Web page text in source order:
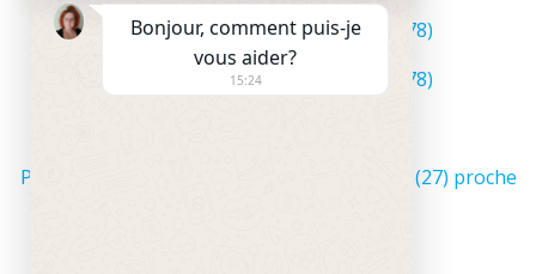
Psychologue proche Montesson (78)
Psychologue proche Sartrouville (78)
Psychologue à la Madeleine de Nonancourt (27) proche
Bonjour, comment puis-je
vous aider?
15:24